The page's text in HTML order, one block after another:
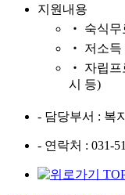
지원내용
‧ 숙식무
‧ 저소득
‧ 자립프
시 등)
- 담당부서 : 복
- 연락처 : 031-